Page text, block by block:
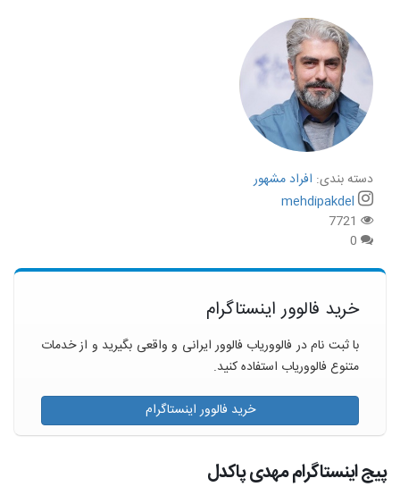
دسته بندی: افراد مشهور
mehdipakdel
خرید فالوور اینستاگرام
با ثبت نام در فالووریاب فالوور ایرانی و واقعی بگیرید و از خدمات
متنوع فالووریاب استفاده کنید.
خرید فالوور اینستاگرام
پیج اینستاگرام مهدی پاکدل